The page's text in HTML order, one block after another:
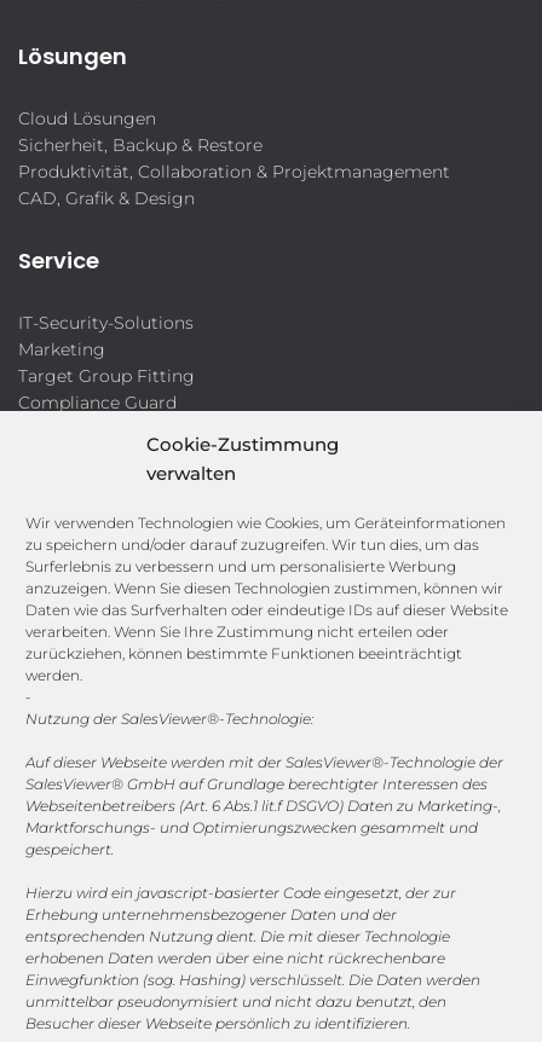
Cookie-Zustimmung
verwalten
Wir verwenden Technologien wie Cookies, um Geräteinformationen
zu speichern und/oder darauf zuzugreifen. Wir tun dies, um das
Surferlebnis zu verbessern und um personalisierte Werbung
anzuzeigen. Wenn Sie diesen Technologien zustimmen, können wir
Daten wie das Surfverhalten oder eindeutige IDs auf dieser Website
verarbeiten. Wenn Sie Ihre Zustimmung nicht erteilen oder
zurückziehen, können bestimmte Funktionen beeinträchtigt
werden.
-
Nutzung der SalesViewer®-Technologie:
Auf dieser Webseite werden mit der SalesViewer®-Technologie der
SalesViewer® GmbH auf Grundlage berechtigter Interessen des
Webseitenbetreibers (Art. 6 Abs.1 lit.f DSGVO) Daten zu Marketing-,
Marktforschungs- und Optimierungszwecken gesammelt und
gespeichert.
Hierzu wird ein javascript-basierter Code eingesetzt, der zur
Erhebung unternehmensbezogener Daten und der
entsprechenden Nutzung dient. Die mit dieser Technologie
erhobenen Daten werden über eine nicht rückrechenbare
Einwegfunktion (sog. Hashing) verschlüsselt. Die Daten werden
unmittelbar pseudonymisiert und nicht dazu benutzt, den
Besucher dieser Webseite persönlich zu identifizieren.
Lösungen
Cloud Lösungen
Sicherheit, Backup & Restore
Produktivität, Collaboration & Projektmanagement
CAD, Grafik & Design
Service
IT-Security-Solutions
Marketing
Target Group Fitting
Compliance Guard
Channels
vertrieb@megasoft.de
+49 2173 265 06 0
Mo. - Do. 08:00 - 17:00 Uhr
Fr. 08:00 - 15:00 Uhr
Sponsoring
1. FC Monheim
COOKIE-RICHTLINIE (EU)
© 2025 MEGASOFT® IT GmbH & Co. KG |Impressum